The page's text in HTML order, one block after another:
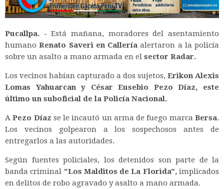
Pucallpa. - Está mañana, moradores del asentamiento
humanoRenato Saveri en Callería alertaron a la policía
sobre un asalto a mano armada en el sector Radar.
Los vecinos habían capturado a dos sujetos, Erikon Alexis
Lomas Yahuarcan y César Eusebio Pezo Díaz, este
último un suboficial de la Policía Nacional.
APezo Díaz se le incautó un arma de fuego marcaBersa.
Los vecinos golpearon a los sospechosos antes de
entregarlos a las autoridades.
Según fuentes policiales, los detenidos son parte de la
banda criminal "Los Malditos de La Florida",implicados
en delitos de robo agravado y asalto a mano armada.